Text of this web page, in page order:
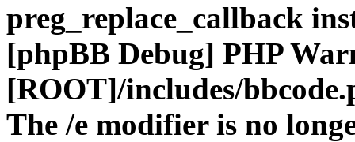
preg_replace_callback
[phpBB Debug] PHP
[ROOT]/includes/
The /e modifier is no